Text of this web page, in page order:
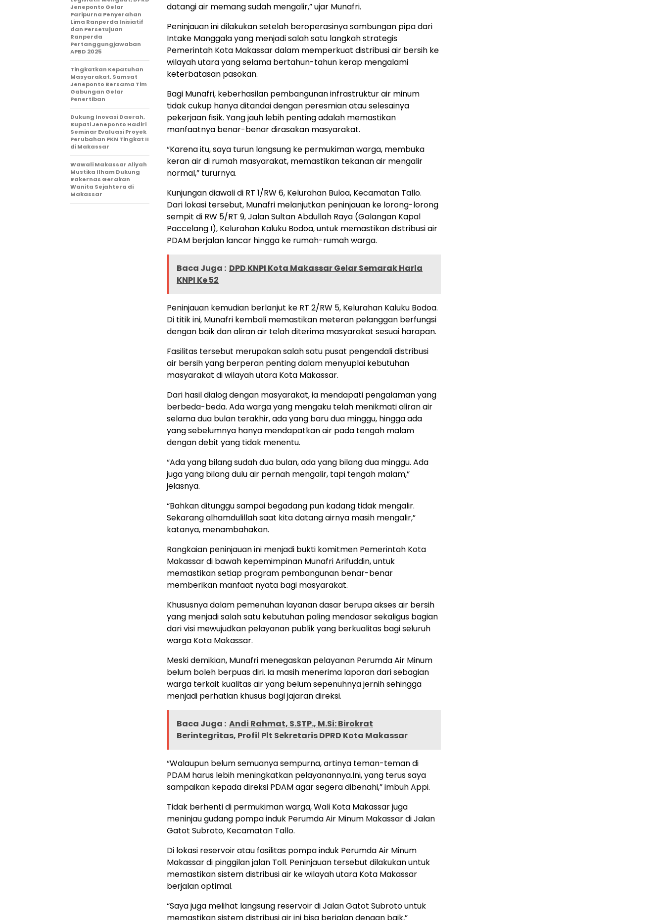
datangi air memang sudah mengalir,” ujar Munafri.
Peninjauan ini dilakukan setelah beroperasinya sambungan pipa dari
Intake Manggala yang menjadi salah satu langkah strategis
Pemerintah Kota Makassar dalam memperkuat distribusi air bersih ke
wilayah utara yang selama bertahun-tahun kerap mengalami
keterbatasan pasokan.
Bagi Munafri, keberhasilan pembangunan infrastruktur air minum
tidak cukup hanya ditandai dengan peresmian atau selesainya
pekerjaan fisik. Yang jauh lebih penting adalah memastikan
manfaatnya benar-benar dirasakan masyarakat.
“Karena itu, saya turun langsung ke permukiman warga, membuka
keran air di rumah masyarakat, memastikan tekanan air mengalir
normal,” tururnya.
Kunjungan diawali di RT 1/RW 6, Kelurahan Buloa, Kecamatan Tallo.
Dari lokasi tersebut, Munafri melanjutkan peninjauan ke lorong-lorong
sempit di RW 5/RT 9, Jalan Sultan Abdullah Raya (Galangan Kapal
Paccelang I), Kelurahan Kaluku Bodoa, untuk memastikan distribusi air
PDAM berjalan lancar hingga ke rumah-rumah warga.
Baca Juga : DPD KNPI Kota Makassar Gelar Semarak Harla
KNPI Ke 52
Peninjauan kemudian berlanjut ke RT 2/RW 5, Kelurahan Kaluku Bodoa.
Di titik ini, Munafri kembali memastikan meteran pelanggan berfungsi
dengan baik dan aliran air telah diterima masyarakat sesuai harapan.
Fasilitas tersebut merupakan salah satu pusat pengendali distribusi
air bersih yang berperan penting dalam menyuplai kebutuhan
masyarakat di wilayah utara Kota Makassar.
Dari hasil dialog dengan masyarakat, ia mendapati pengalaman yang
berbeda-beda. Ada warga yang mengaku telah menikmati aliran air
selama dua bulan terakhir, ada yang baru dua minggu, hingga ada
yang sebelumnya hanya mendapatkan air pada tengah malam
dengan debit yang tidak menentu.
“Ada yang bilang sudah dua bulan, ada yang bilang dua minggu. Ada
juga yang bilang dulu air pernah mengalir, tapi tengah malam,”
jelasnya.
“Bahkan ditunggu sampai begadang pun kadang tidak mengalir.
Sekarang alhamdulillah saat kita datang airnya masih mengalir,”
katanya, menambahakan.
Rangkaian peninjauan ini menjadi bukti komitmen Pemerintah Kota
Makassar di bawah kepemimpinan Munafri Arifuddin, untuk
memastikan setiap program pembangunan benar-benar
memberikan manfaat nyata bagi masyarakat.
Khususnya dalam pemenuhan layanan dasar berupa akses air bersih
yang menjadi salah satu kebutuhan paling mendasar sekaligus bagian
dari visi mewujudkan pelayanan publik yang berkualitas bagi seluruh
warga Kota Makassar.
Meski demikian, Munafri menegaskan pelayanan Perumda Air Minum
belum boleh berpuas diri. Ia masih menerima laporan dari sebagian
warga terkait kualitas air yang belum sepenuhnya jernih sehingga
menjadi perhatian khusus bagi jajaran direksi.
Baca Juga : Andi Rahmat, S.STP., M.Si: Birokrat
Berintegritas, Profil Plt Sekretaris DPRD Kota Makassar
“Walaupun belum semuanya sempurna, artinya teman-teman di
PDAM harus lebih meningkatkan pelayanannya.Ini, yang terus saya
sampaikan kepada direksi PDAM agar segera dibenahi,” imbuh Appi.
Tidak berhenti di permukiman warga, Wali Kota Makassar juga
meninjau gudang pompa induk Perumda Air Minum Makassar di Jalan
Gatot Subroto, Kecamatan Tallo.
Di lokasi reservoir atau fasilitas pompa induk Perumda Air Minum
Makassar di pinggilan jalan Toll. Peninjauan tersebut dilakukan untuk
memastikan sistem distribusi air ke wilayah utara Kota Makassar
berjalan optimal.
“Saya juga melihat langsung reservoir di Jalan Gatot Subroto untuk
Jeneponto Gelar
Paripurna Penyerahan
Lima Ranperda Inisiatif
dan Persetujuan
Ranperda
Pertanggungjawaban
APBD 2025
Tingkatkan Kepatuhan
Masyarakat, Samsat
Jeneponto Bersama Tim
Gabungan Gelar
Penertiban
Dukung Inovasi Daerah,
Bupati Jeneponto Hadiri
Seminar Evaluasi Proyek
Perubahan PKN Tingkat II
di Makassar
Wawali Makassar Aliyah
Mustika Ilham Dukung
Rakernas Gerakan
Wanita Sejahtera di
Makassar